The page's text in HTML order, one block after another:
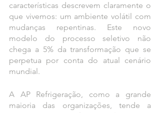
características descrevem claramente o
que vivemos: um ambiente volátil com
mudanças repentinas. Este novo
modelo do processo seletivo não
chega a 5% da transformação que se
perpetua por conta do atual cenário
mundial.
A AP Refrigeração, como a grande
maioria das organizações, tende a